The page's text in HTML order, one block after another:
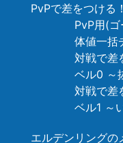
PvPで差をつけ
PvP用(
体値一括
対戦で差
ベル0 ～
対戦で差
ベル1 ～
エルデンリングの